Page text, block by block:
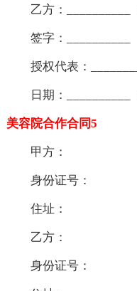
乙方：__________
签字：__________
授权代表：
日期：__________
美容院合作合同5
甲方：
身份证号：
住址：
乙方：
身份证号：